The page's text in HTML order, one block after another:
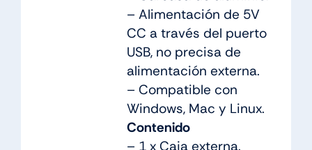
– Alimentación de 5V
CC a través del puerto
USB, no precisa de
alimentación externa.
– Compatible con
Windows, Mac y Linux.
Contenido
– 1 x Caja externa.